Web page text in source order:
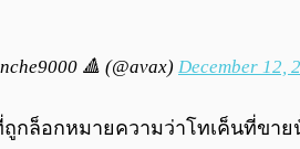
🔺 (@avax) December 12,
ถูกล็อกหมายความว่าโทเค็นที่ขา